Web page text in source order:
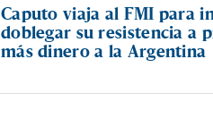
Caputo viaja al FMI para
doblegar su resistencia a
más dinero a la Argentina